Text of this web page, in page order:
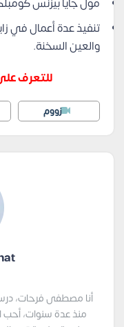
تنفيذ عدة أعمال في
والعين السخنة.
للتعرف
زووم
أنا مصطفى فرحات،
منذ عدة سنوات، أحب